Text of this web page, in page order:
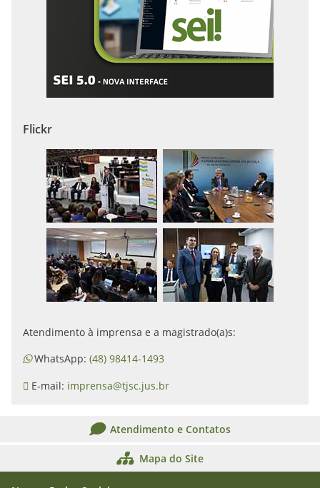
Flickr
Atendimento à imprensa e a magistrado(a)s:
WhatsApp: (48) 98414-1493
E-mail: imprensa@tjsc.jus.br
Atendimento e Contatos
Mapa do Site